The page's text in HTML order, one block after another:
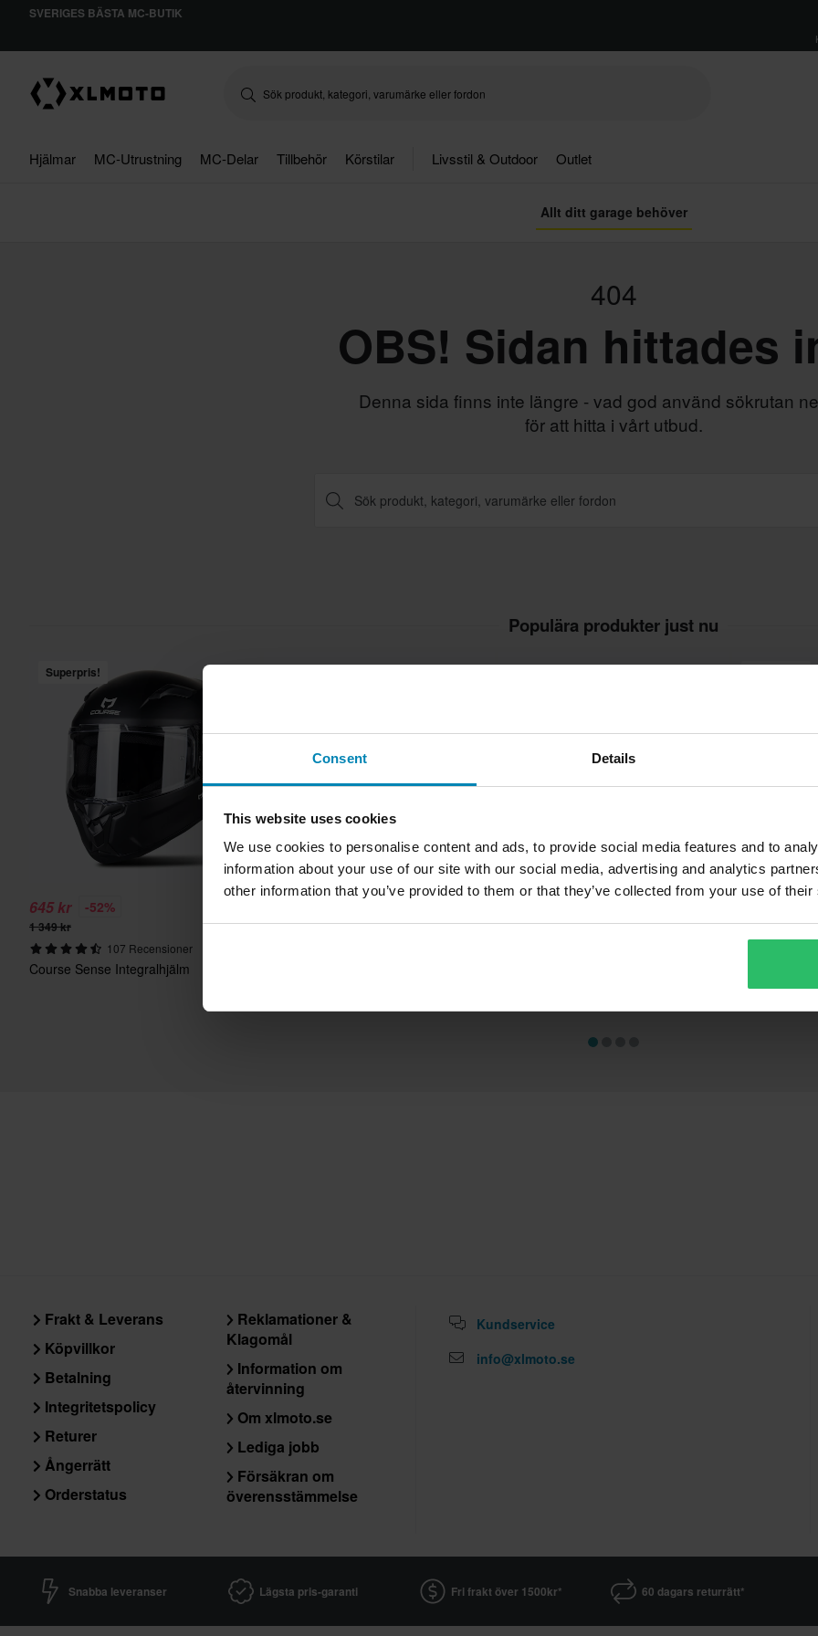
Consent Details
This website uses cookies
We use cookies to personalise content and ads, to provide social media features and to
information about your use of our site with our social media, advertising and analytics
other information that you’ve provided to them or that they’ve collected from your use of
SVERIGES BÄSTA MC-BUTIK
Hjälmar MC-Utrustning MC-Delar Tillbehör Körstilar Livsstil & Outdoor Outlet
Allt ditt garage behöver
404
OBS! Sidan hittades
Denna sida finns inte längre - vad god använd sökrutan
för att hitta i vårt utbud.
Populära produkter just nu
Superpris!
645 kr -52%
1 349 kr
107 Recensioner
Course Sense Integralhjälm
1 549 kr 549 kr 719 kr
Proworks 2-
Frakt & Leverans
Köpvillkor
Betalning
Integritetspolicy
Returer
Ångerrätt
Orderstatus
Reklamationer &
Klagomål
Information om
återvinning
Om xlmoto.se
Lediga jobb
Försäkran om
överensstämmelse
Kundservice
info@xlmoto.se
Snabba leveranser Lägsta pris-garanti Fri frakt över 1500kr* 60 dagars returrätt*